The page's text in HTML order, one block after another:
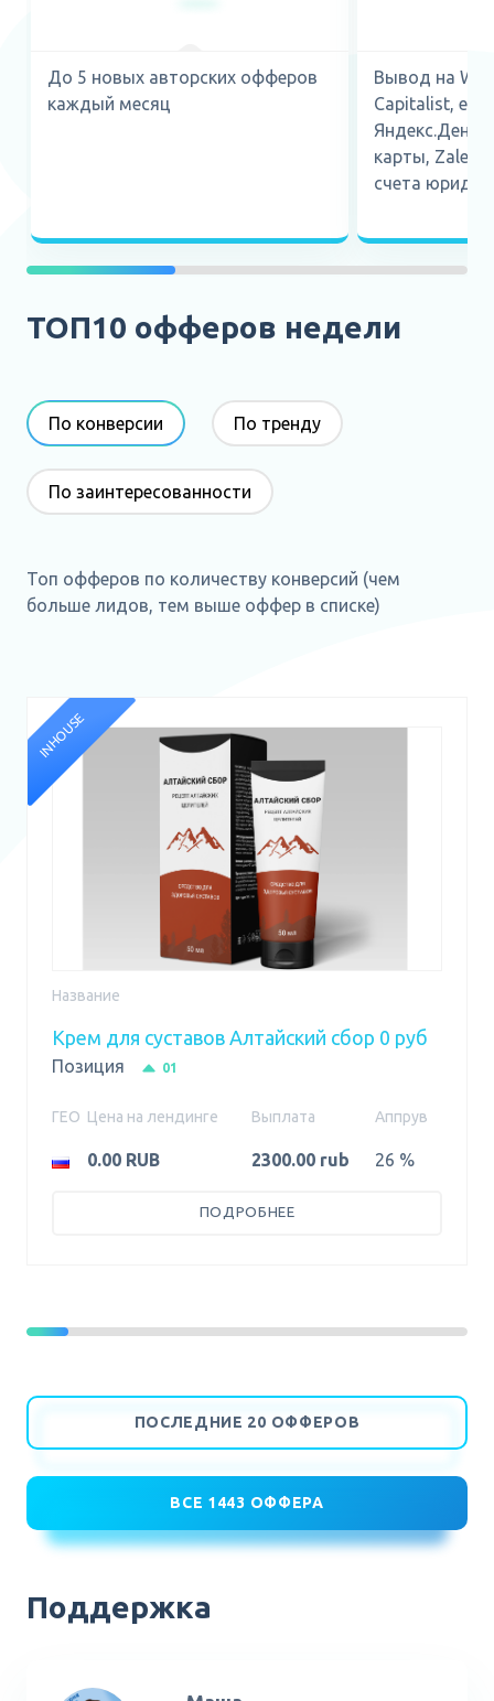
До 5 новых авторских офферов
каждый месяц
Вывод на
Capitalist,
карты,
счета
ТОП10 офферов недели
По конверсии По тренду
По заинтересованности
Топ офферов по количеству конверсий (чем
больше лидов, тем выше оффер в списке)
INHOUSE
Название
Крем для суставов Алтайский сбор 0 руб
Позиция 01
ГЕО Цена на лендинге Выплата Аппрув
0.00 RUB 2300.00 rub 26 %
ПОДРОБНЕЕ
Поддержка